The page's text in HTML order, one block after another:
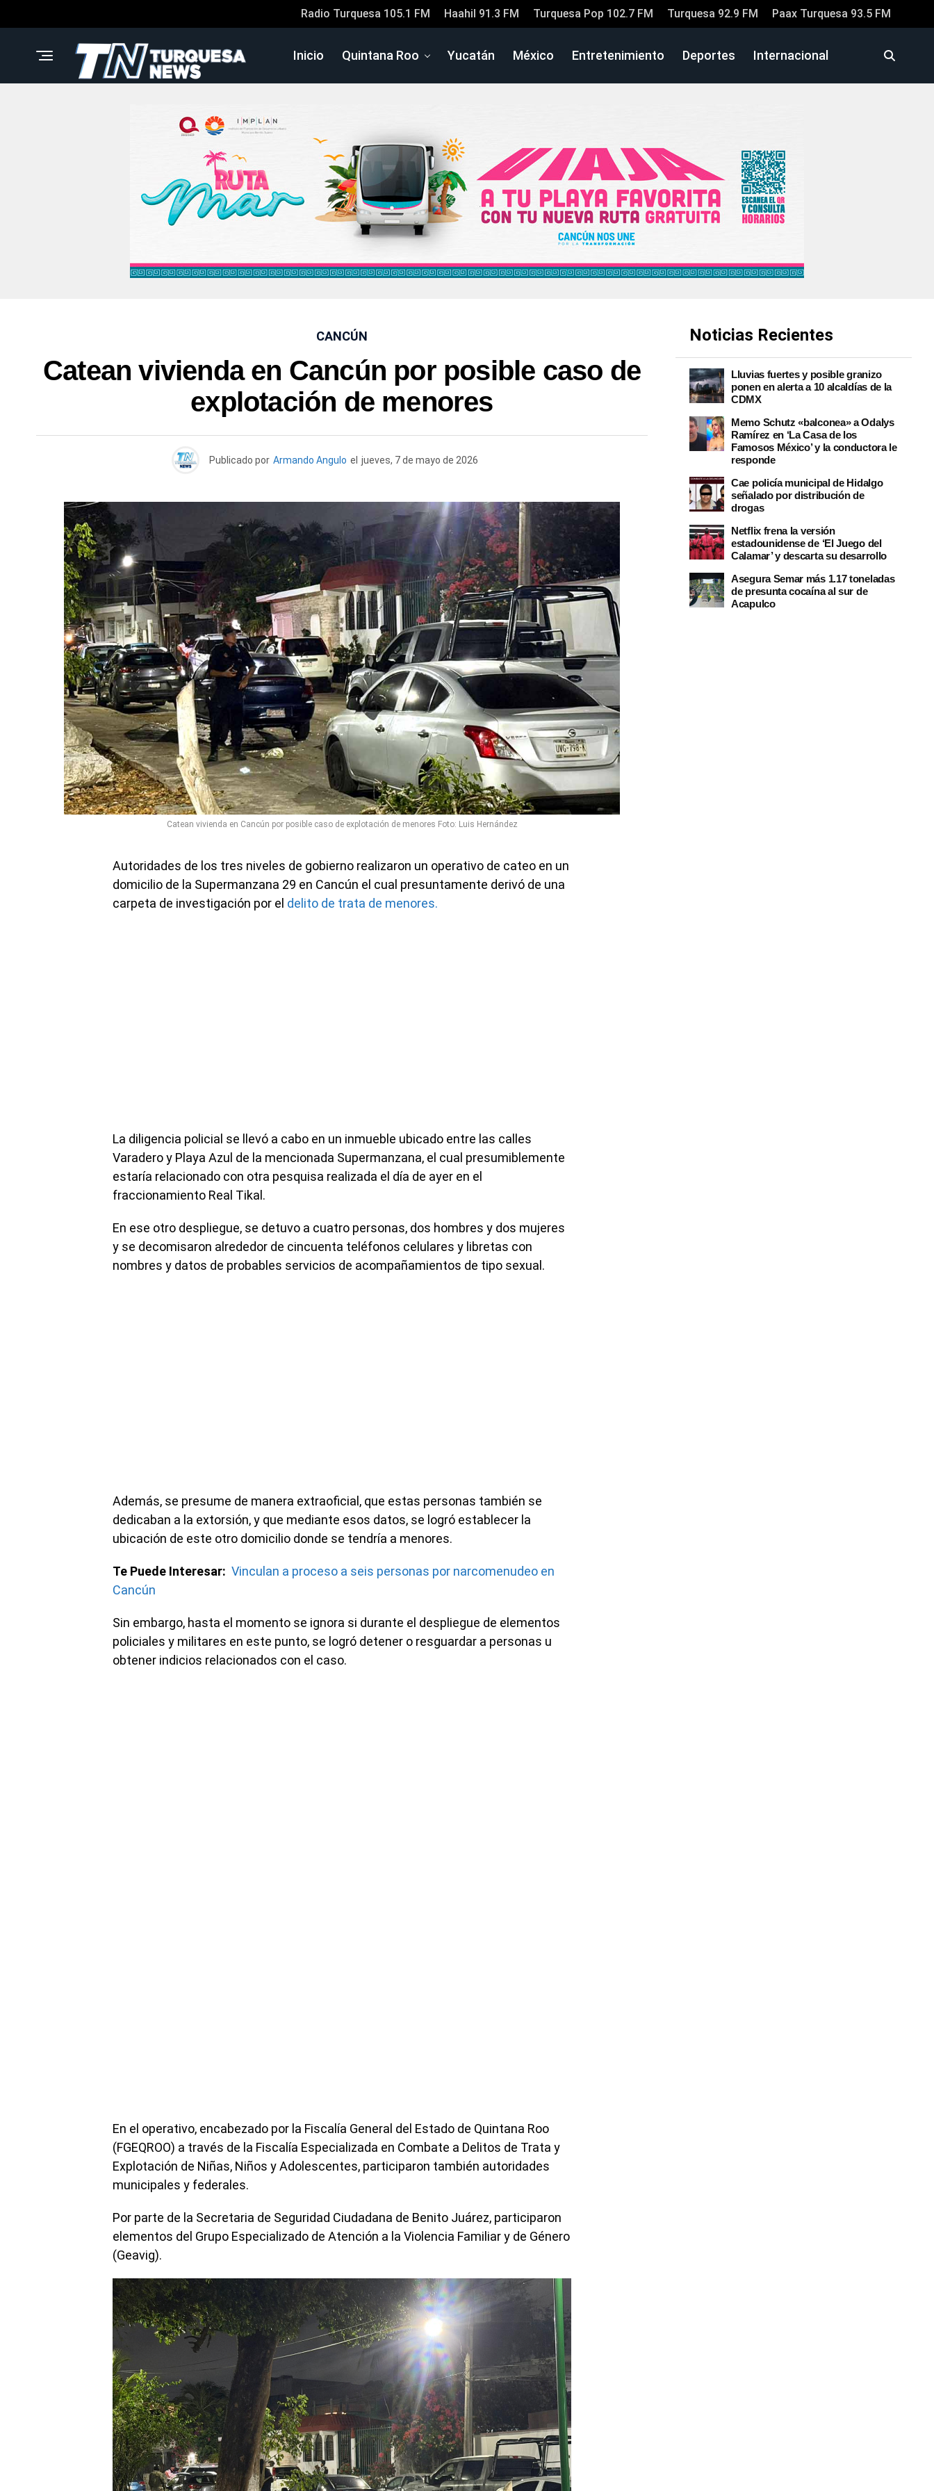
Radio Turquesa 105.1 FM Haahil 91.3 FM Turquesa Pop 102.7 FM Turquesa 92.9 FM Paax Turquesa 93.5 FM
Inicio Quintana Roo Yucatán México Entretenimiento Deportes Internacional
CANCÚN
Catean vivienda en Cancún por posible caso de
explotación de menores
Publicado por Armando Angulo el jueves, 7 de mayo de 2026
Catean vivienda en Cancún por posible caso de explotación de menores Foto: Luis Hernández
Autoridades de los tres niveles de gobierno realizaron un operativo de cateo en un
domicilio de la Supermanzana 29 en Cancún el cual presuntamente derivó de una
carpeta de investigación por el delito de trata de menores.
La diligencia policial se llevó a cabo en un inmueble ubicado entre las calles
Varadero y Playa Azul de la mencionada Supermanzana, el cual presumiblemente
estaría relacionado con otra pesquisa realizada el día de ayer en el
fraccionamiento Real Tikal.
En ese otro despliegue, se detuvo a cuatro personas, dos hombres y dos mujeres
y se decomisaron alrededor de cincuenta teléfonos celulares y libretas con
nombres y datos de probables servicios de acompañamientos de tipo sexual.
Además, se presume de manera extraoficial, que estas personas también se
dedicaban a la extorsión, y que mediante esos datos, se logró establecer la
ubicación de este otro domicilio donde se tendría a menores.
Te Puede Interesar: Vinculan a proceso a seis personas por narcomenudeo en
Cancún
Sin embargo, hasta el momento se ignora si durante el despliegue de elementos
policiales y militares en este punto, se logró detener o resguardar a personas u
obtener indicios relacionados con el caso.
En el operativo, encabezado por la Fiscalía General del Estado de Quintana Roo
(FGEQROO) a través de la Fiscalía Especializada en Combate a Delitos de Trata y
Explotación de Niñas, Niños y Adolescentes, participaron también autoridades
municipales y federales.
Por parte de la Secretaria de Seguridad Ciudadana de Benito Juárez, participaron
elementos del Grupo Especializado de Atención a la Violencia Familiar y de Género
(Geavig).
Noticias Recientes
Lluvias fuertes y posible granizo
ponen en alerta a 10 alcaldías de la
CDMX
Memo Schutz «balconea» a Odalys
Ramírez en ‘La Casa de los
Famosos México’ y la conductora le
responde
Cae policía municipal de Hidalgo
señalado por distribución de
drogas
Netflix frena la versión
estadounidense de ‘El Juego del
Calamar’ y descarta su desarrollo
Asegura Semar más 1.17 toneladas
de presunta cocaína al sur de
Acapulco